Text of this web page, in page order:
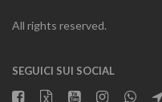
All rights reserved.
SEGUICI SUI SOCIAL